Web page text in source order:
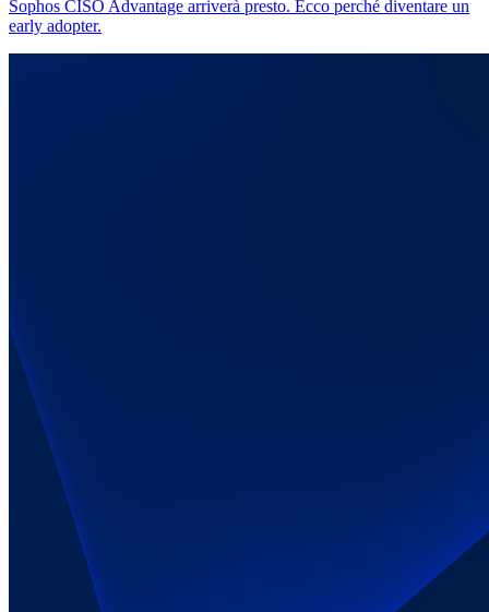
Sophos CISO Advantage arriverà presto. Ecco perché diventare un
early adopter.